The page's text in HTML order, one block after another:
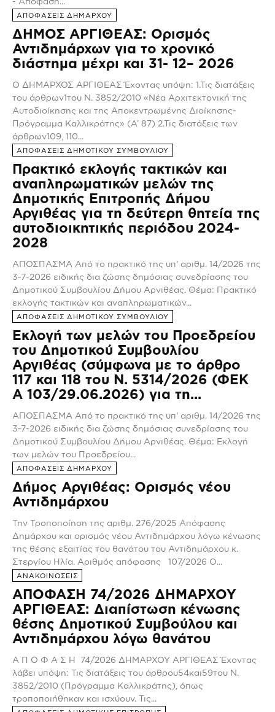
ΑΠΟΦΑΣΕΙΣ ΔΗΜΑΡΧΟΥ
ΔΗΜΟΣ ΑΡΓΙΘΕΑΣ: Ορισμός
Αντιδημάρχων για το χρονικό
διάστημα μέχρι και 31- 12– 2026
Ο ΔΗΜΑΡΧΟΣ ΑΡΓΙΘΕΑΣ Έχοντας υπόψη: 1.Τις διατάξεις
του άρθρων1του Ν. 3852/2010 «Νέα Αρχιτεκτονική της
Αυτοδιοίκησης και της Αποκεντρωμένης Διοίκησης-
Πρόγραμμα Καλλικράτης» (Α’ 87) 2.Τις διατάξεις των
άρθρων109, 110...
ΑΠΟΦΑΣΕΙΣ ΔΗΜΟΤΙΚΟΥ ΣΥΜΒΟΥΛΙΟΥ
Πρακτικό εκλογής τακτικών και
αναπληρωματικών μελών της
Δημοτικής Επιτροπής Δήμου
Αργιθέας για τη δεύτερη θητεία της
αυτοδιοικητικής περιόδου 2024-
2028
ΑΠΟΣΠΑΣΜΑ Από το πρακτικό της υπ' αριθμ. 14/2026 της
3-7-2026 ειδικής δια ζώσης δημόσιας συνεδρίασης του
Δημοτικού Συμβουλίου Δήμου Αρνιθέας. Θέμα: Πρακτικό
εκλογής τακτικών και αναπληρωματικών...
ΑΠΟΦΑΣΕΙΣ ΔΗΜΟΤΙΚΟΥ ΣΥΜΒΟΥΛΙΟΥ
Εκλογή των μελών του Προεδρείου
του Δημοτικού Συμβουλίου
Αργιθέας (σύμφωνα με το άρθρο
117 και 118 του Ν. 5314/2026 (ΦΕΚ
A 103/29.06.2026) για τη...
ΑΠΟΣΠΑΣΜΑ Από το πρακτικό της υπ' αριθμ. 14/2026 της
3-7-2026 ειδικής δια ζώσης δημόσιας συνεδρίασης του
Δημοτικού Συμβουλίου Δήμου Αρνιθέας. Θέμα: Εκλογή
των μελών του Προεδρείου...
ΑΠΟΦΑΣΕΙΣ ΔΗΜΑΡΧΟΥ
Δήμος Αργιθέας: Ορισμός νέου
Αντιδημάρχου
Την Τροποποίηση της αριθμ. 276/2025 Απόφασης
Δημάρχου και ορισμός νέου Αντιδημάρχου λόγω κένωσης
της θέσης εξαιτίας του θανάτου του Αντιδημάρχου κ.
Στεργίου Ηλία. Αριθμός απόφασης 107/2026 Ο...
ΑΝΑΚΟΙΝΩΣΕΙΣ
ΑΠΟΦΑΣΗ 74/2026 ΔΗΜΑΡΧΟΥ
ΑΡΓΙΘΕΑΣ: Διαπίστωση κένωσης
θέσης Δημοτικού Συμβούλου και
Αντιδημάρχου λόγω θανάτου
Α Π Ο Φ Α Σ Η 74/2026 ΔΗΜΑΡΧΟΥ ΑΡΓΙΘΕΑΣ Έχοντας
λάβει υπόψη: Τις διατάξεις του άρθρου54και59του Ν.
3852/2010 (Πρόγραμμα Καλλικράτης), όπως
τροποποιήθηκαν και ισχύουν. Τις...